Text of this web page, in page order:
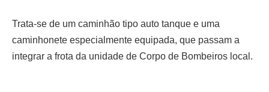
Trata-se de um caminhão tipo auto tanque e uma
caminhonete especialmente equipada, que passam a
integrar a frota da unidade de Corpo de Bombeiros local.